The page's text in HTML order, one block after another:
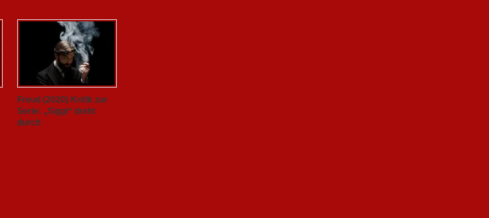
Freud (2020) Kritik zur
Serie: „Siggi“ dreht
durch